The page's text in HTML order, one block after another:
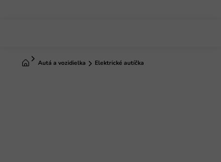
DomovAutá a vozidielka Elektrické autíčka